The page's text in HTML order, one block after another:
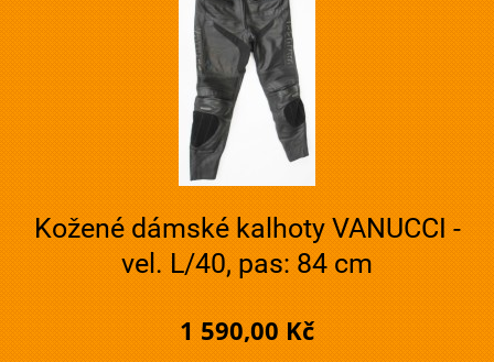
Kožené dámské kalhoty VANUCCI -
vel. L/40, pas: 84 cm
1 590,00 Kč